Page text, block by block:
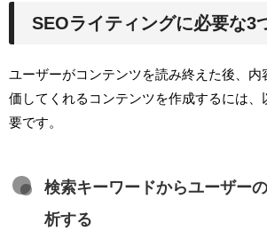
SEOライティングに必要な3
ユーザーがコンテンツを読み終えた後、
価してくれるコンテンツを作成するには、
要です。
検索キーワードからユーザー
析する